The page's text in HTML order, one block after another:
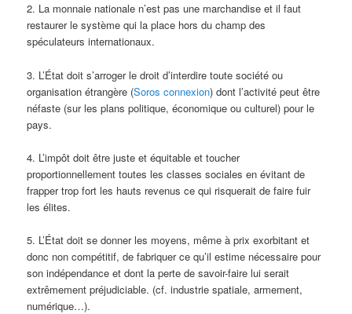
2. La monnaie nationale n’est pas une marchandise et il faut
restaurer le système qui la place hors du champ des
spéculateurs internationaux.
3. L’État doit s’arroger le droit d’interdire toute société ou
organisation étrangère (Soros connexion) dont l’activité peut être
néfaste (sur les plans politique, économique ou culturel) pour le
pays.
4. L’impôt doit être juste et équitable et toucher
proportionnellement toutes les classes sociales en évitant de
frapper trop fort les hauts revenus ce qui risquerait de faire fuir
les élites.
5. L’État doit se donner les moyens, même à prix exorbitant et
donc non compétitif, de fabriquer ce qu’il estime nécessaire pour
son indépendance et dont la perte de savoir-faire lui serait
extrêmement préjudiciable. (cf. industrie spatiale, armement,
numérique…).